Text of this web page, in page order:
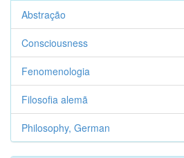
Abstração
Consciousness
Fenomenologia
Filosofia alemã
Philosophy, German